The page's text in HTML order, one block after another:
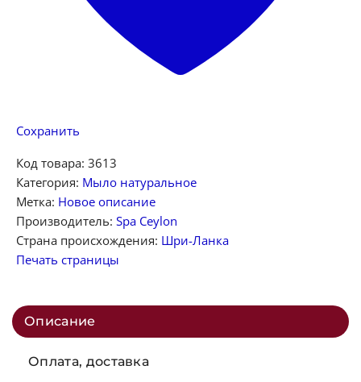
Сохранить
Код товара: 3613
Категория: Мыло натуральное
Метка: Новое описание
Производитель: Spa Ceylon
Страна происхождения: Шри-Ланка
Печать страницы
Описание
Оплата, доставка